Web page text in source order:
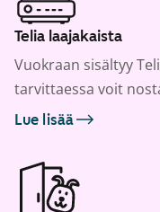
Telia laajakaista
Vuokraan sisältyy
tarvittaessa voit
Lue lisää